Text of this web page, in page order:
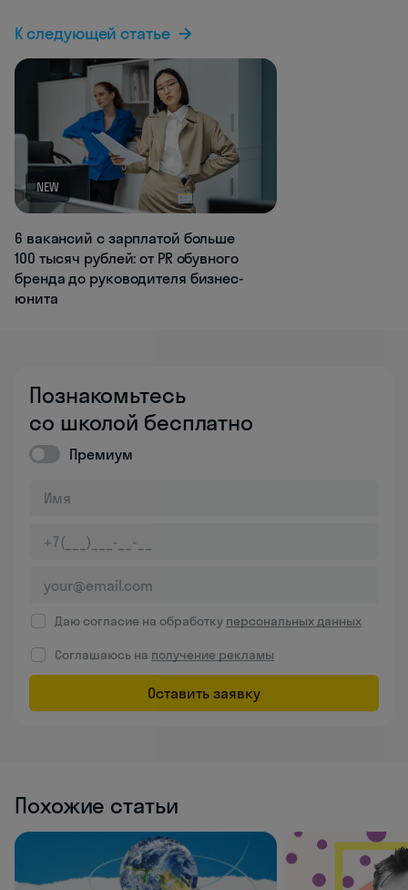
К следующей статье
NEW
6 вакансий с зарплатой больше
100 тысяч рублей: от PR обувного
бренда до руководителя бизнес-
юнита
Познакомьтесь
со школой бесплатно
Премиум
Даю согласие на обработку персональных данных
Соглашаюсь на получение рекламы
Оставить заявку
Похожие статьи